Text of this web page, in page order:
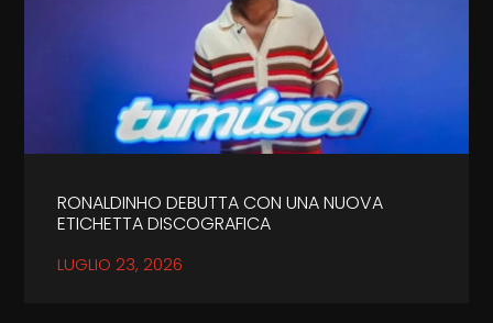
RONALDINHO DEBUTTA CON UNA NUOVA
ETICHETTA DISCOGRAFICA
LUGLIO 23, 2026